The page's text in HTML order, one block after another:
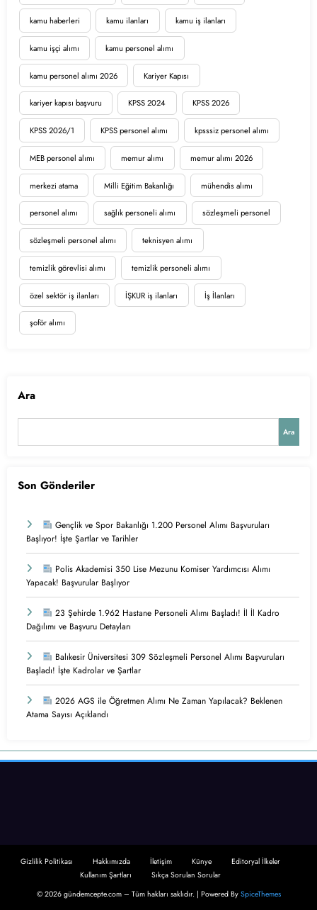
kamu haberleri kamu ilanları kamu iş ilanları
kamu işçi alımı kamu personel alımı
kamu personel alımı 2026 Kariyer Kapısı
kariyer kapısı başvuru KPSS 2024 KPSS 2026
KPSS 2026/1 KPSS personel alımı kpsssiz personel alımı
MEB personel alımı memur alımı memur alımı 2026
merkezi atama Milli Eğitim Bakanlığı mühendis alımı
personel alımı sağlık personeli alımı sözleşmeli personel
sözleşmeli personel alımı teknisyen alımı
temizlik görevlisi alımı temizlik personeli alımı
özel sektör iş ilanları İŞKUR iş ilanları İş İlanları
şoför alımı
Ara
Ara
Son Gönderiler
Gençlik ve Spor Bakanlığı 1.200 Personel Alımı Başvuruları
Başlıyor! İşte Şartlar ve Tarihler
Polis Akademisi 350 Lise Mezunu Komiser Yardımcısı Alımı
Yapacak! Başvurular Başlıyor
23 Şehirde 1.962 Hastane Personeli Alımı Başladı! İl İl Kadro
Dağılımı ve Başvuru Detayları
Balıkesir Üniversitesi 309 Sözleşmeli Personel Alımı Başvuruları
Başladı! İşte Kadrolar ve Şartlar
2026 AGS ile Öğretmen Alımı Ne Zaman Yapılacak? Beklenen
Atama Sayısı Açıklandı
Gizlilik Politikası Hakkımızda İletişim Künye
Editoryal İlkeler
Kullanım Şartları
Sıkça Sorulan Sorular
© 2026 gündemcepte.com – Tüm hakları saklıdır. | Powered By SpiceThemes